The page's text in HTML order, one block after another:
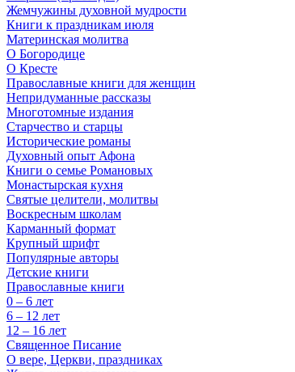
Жемчужины духовной мудрости
Книги к праздникам июля
Материнская молитва
О Богородице
О Кресте
Православные книги для женщин
Непридуманные рассказы
Многотомные издания
Старчество и старцы
Исторические романы
Духовный опыт Афона
Книги о семье Романовых
Монастырская кухня
Святые целители, молитвы
Воскресным школам
Карманный формат
Крупный шрифт
Популярные авторы
Детские книги
Православные книги
0 – 6 лет
6 – 12 лет
12 – 16 лет
Священное Писание
О вере, Церкви, праздниках